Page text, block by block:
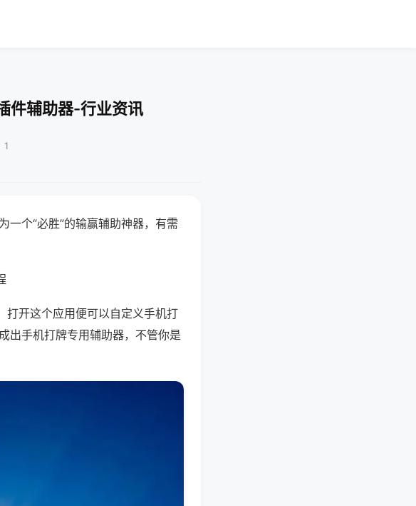
件辅助器-行业资讯
1
一个“必胜”的输赢辅助神器，有需
打开这个应用便可以自定义手机打
出手机打牌专用辅助器，不管你是